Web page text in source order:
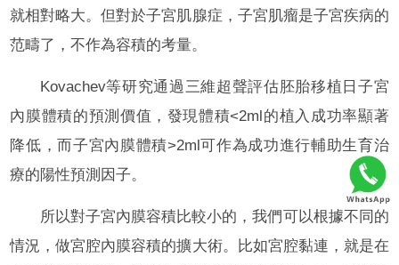
就相對略大。但對於子宮肌腺症，子宮肌瘤是子宮疾病的
范疇了，不作為容積的考量。
Kovachev等研究通過三維超聲評估胚胎移植日子宮
內膜體積的預測價值，發現體積<2ml的植入成功率顯著
降低，而子宮內膜體積>2ml可作為成功進行輔助生育治
療的陽性預測因子。
所以對子宮內膜容積比較小的，我們可以根據不同的
情況，做宮腔內膜容積的擴大術。比如宮腔黏連，就是在